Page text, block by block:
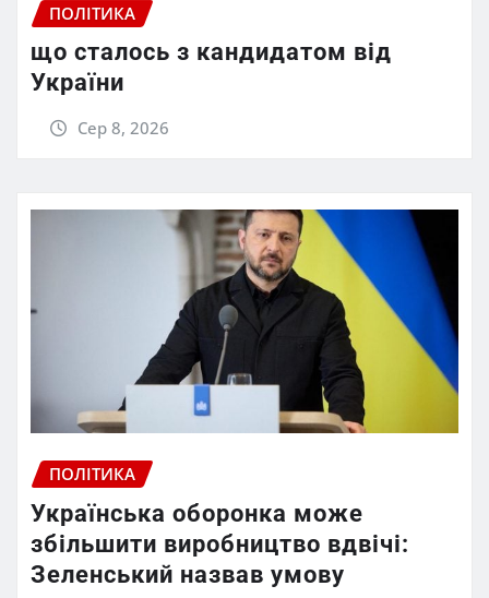
ПОЛІТИКА
що сталось з кандидатом від
України
Сер 8, 2026
ПОЛІТИКА
Українська оборонка може
збільшити виробництво вдвічі:
Зеленський назвав умову